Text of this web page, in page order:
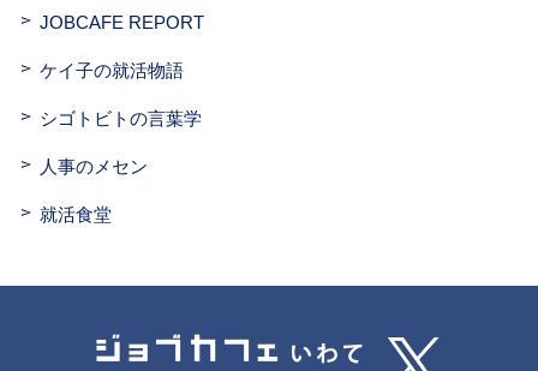
JOBCAFE REPORT
ケイ子の就活物語
シゴトビトの言葉学
人事のメセン
就活食堂